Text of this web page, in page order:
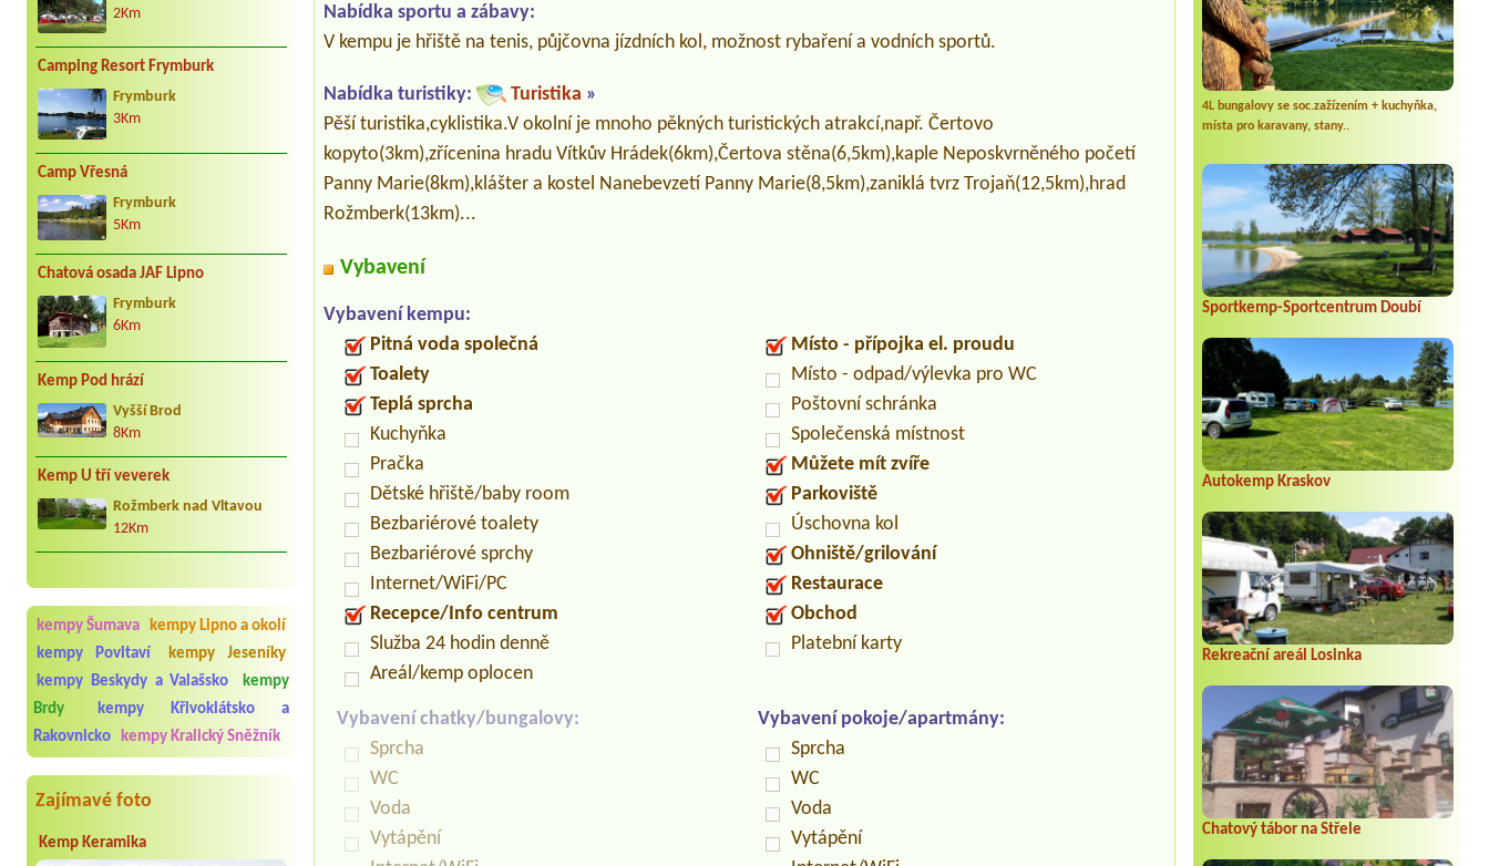
2Km
Camping Resort Frymburk
Frymburk
3Km
Camp Vřesná
Frymburk
5Km
Chatová osada JAF Lipno
Frymburk
6Km
Kemp Pod hrází
Vyšší Brod
8Km
Kemp U tří veverek
Rožmberk nad Vltavou
12Km
kempy Šumava
kempy Lipno a okolí
kempy Povltaví
kempy Jeseníky
kempy Beskydy a Valašsko
kempy
Brdy
kempy Křivoklátsko a
Rakovnicko
kempy Kralický Sněžník
Zajímavé foto
Kemp Keramika
4L bungalovy se soc.zažízením + kuchyňka,
místa pro karavany, stany..
Sportkemp-Sportcentrum Doubí
Autokemp Kraskov
Rekreační areál Losinka
Chatový tábor na Střele
Nabídka sportu a zábavy:
V kempu je hřiště na tenis, půjčovna jízdních kol, možnost rybaření a vodních sportů.
Nabídka turistiky: Turistika »
Pěší turistika,cyklistika.V okolní je mnoho pěkných turistických atrakcí,např. Čertovo
kopyto(3km),zřícenina hradu Vítkův Hrádek(6km),Čertova stěna(6,5km),kaple Neposkvrněného početí
Panny Marie(8km),klášter a kostel Nanebevzetí Panny Marie(8,5km),zaniklá tvrz Trojaň(12,5km),hrad
Rožmberk(13km)...
Vybavení
Vybavení kempu:
Pitná voda společná
Toalety
Teplá sprcha
Kuchyňka
Pračka
Dětské hřiště/baby room
Bezbariérové toalety
Bezbariérové sprchy
Internet/WiFi/PC
Recepce/Info centrum
Služba 24 hodin denně
Areál/kemp oplocen
Místo - přípojka el. proudu
Místo - odpad/výlevka pro WC
Poštovní schránka
Společenská místnost
Můžete mít zvíře
Parkoviště
Úschovna kol
Ohniště/grilování
Restaurace
Obchod
Platební karty
Vybavení chatky/bungalovy:
Sprcha
WC
Voda
Vytápění
Vybavení pokoje/apartmány:
Sprcha
WC
Voda
Vytápění